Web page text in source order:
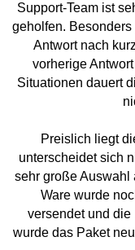
Support-Team ist
geholfen.
Antwort nach
vorherige
Situationen dauert
Preislich liegt
unterscheidet sich
sehr große Auswahl
Ware wurde
versendet und die
wurde das Paket